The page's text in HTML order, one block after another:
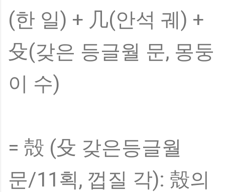
(한 일) + 几(안석 궤) +
殳(갖은 등글월 문, 몽둥
이 수)
= 殻 (殳 갖은등글월
문/11획, 껍질 각): 殼의